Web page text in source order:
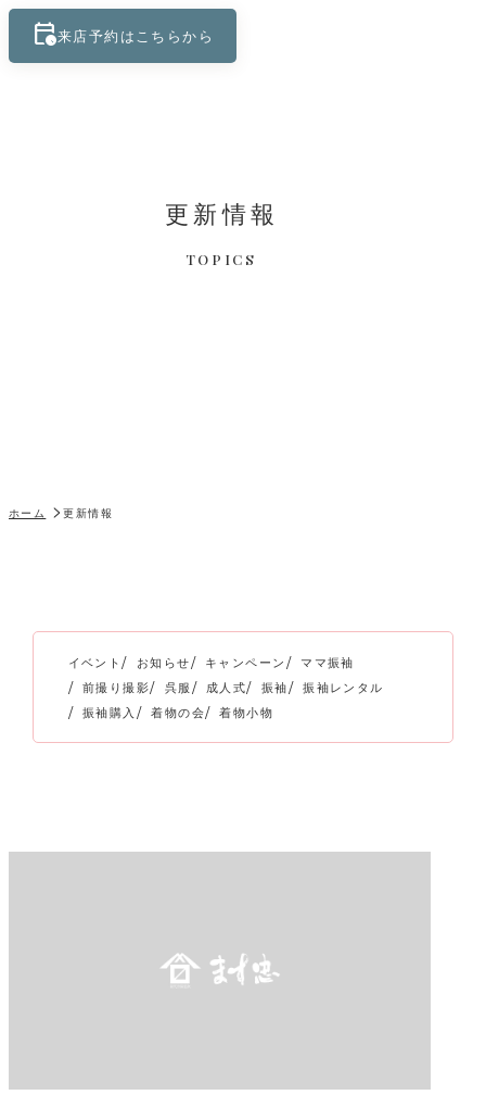
keyboard_control_key
calendar_clock来店予約はこちらから
更新情報
TOPICS
ホーム 更新情報
イベント お知らせ キャンペーン
ママ振袖
前撮り撮影
呉服 成人式 振袖
振袖レンタル
振袖購入
着物の会 着物小物